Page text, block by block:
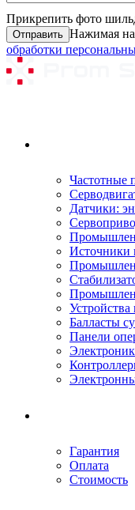
Прикрепить фото
Нажимая на
обработки
Частотные
Датчики:
Источники
Устройства
Балласты
Панели
Гарантия
Оплата
Стоимость